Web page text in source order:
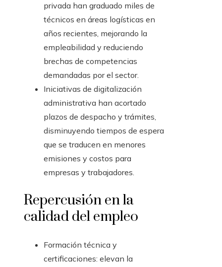
privada han graduado miles de
técnicos en áreas logísticas en
años recientes, mejorando la
empleabilidad y reduciendo
brechas de competencias
demandadas por el sector.
Iniciativas de digitalización
administrativa han acortado
plazos de despacho y trámites,
disminuyendo tiempos de espera
que se traducen en menores
emisiones y costos para
empresas y trabajadores.
Repercusión en la
calidad del empleo
Formación técnica y
certificaciones: elevan la